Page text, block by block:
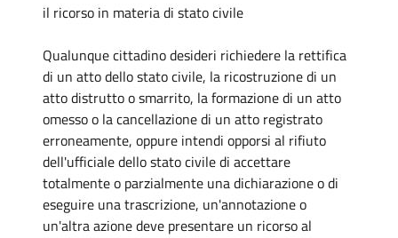
il ricorso in materia di stato civile
Qualunque cittadino desideri richiedere la rettifica
di un atto dello stato civile, la ricostruzione di un
atto distrutto o smarrito, la formazione di un atto
omesso o la cancellazione di un atto registrato
erroneamente, oppure intendi opporsi al rifiuto
dell'ufficiale dello stato civile di accettare
totalmente o parzialmente una dichiarazione o di
eseguire una trascrizione, un'annotazione o
un'altra azione deve presentare un ricorso al